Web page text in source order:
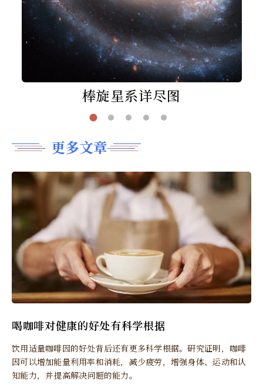
棒旋星系详尽图
更多文章
喝咖啡对健康的好处有科学根据
饮用适量咖啡因的好处背后还有更多科学根据。研究证明，咖啡
因可以增加能量利用率和消耗，减少疲劳，增强身体、运动和认
知能力，并提高解决问题的能力。